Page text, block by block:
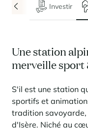
SERVICES
Pass conciergerie
Louer mon bien
Besoin d'inspiration ?
Questions fréquentes
Un cadre ensoleillé où
rencontrent
En savoir plus
Panorama 2026
En savoir plus
Les Saisies
Megève
Méribel
Méribel Village
Morzine
Saint-Gervais Mont-
En savoir plus
Cimalpes vous
Estimez votre bien sans
Rénover, réhabiliter,
Face à un parc vieillissant
Investir
Une station
merveille sport
S'il est une station
sportifs et
tradition savoyarde,
d'Isère. Niché au